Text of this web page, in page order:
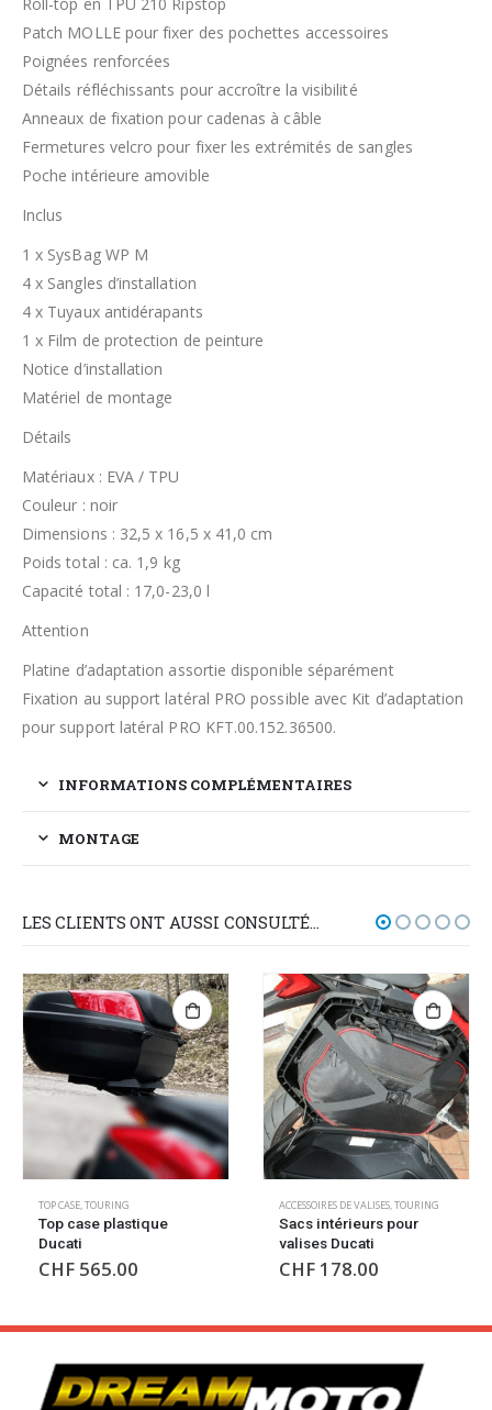
Patch MOLLE pour fixer des pochettes accessoires
Poignées renforcées
Détails réfléchissants pour accroître la visibilité
Anneaux de fixation pour cadenas à câble
Fermetures velcro pour fixer les extrémités de sangles
Poche intérieure amovible
Inclus
1 x SysBag WP M
4 x Sangles d’installation
4 x Tuyaux antidérapants
1 x Film de protection de peinture
Notice d’installation
Matériel de montage
Détails
Matériaux : EVA / TPU
Couleur : noir
Dimensions : 32,5 x 16,5 x 41,0 cm
Poids total : ca. 1,9 kg
Capacité total : 17,0-23,0 l
Attention
Platine d’adaptation assortie disponible séparément
Fixation au support latéral PRO possible avec Kit d’adaptation
pour support latéral PRO KFT.00.152.36500.
INFORMATIONS COMPLÉMENTAIRES
MONTAGE
LES CLIENTS ONT AUSSI CONSULTÉ…
TOP CASE,TOURING
Top case plastique
Ducati
CHF 565.00
ACCESSOIRES DE VALISES,TOURING
Sacs intérieurs pour
valises Ducati
CHF 178.00